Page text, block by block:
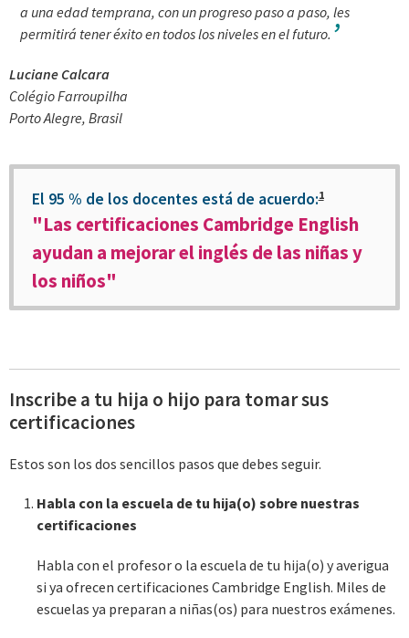
a una edad temprana, con un progreso paso a paso, les
permitirá tener éxito en todos los niveles en el futuro.
Luciane Calcara
Colégio Farroupilha
Porto Alegre, Brasil
El 95 % de los docentes está de acuerdo:1
"Las certificaciones Cambridge English
ayudan a mejorar el inglés de las niñas y
los niños"
Inscribe a tu hija o hijo para tomar sus
certificaciones
Estos son los dos sencillos pasos que debes seguir.
Habla con la escuela de tu hija(o) sobre nuestras
certificaciones
Habla con el profesor o la escuela de tu hija(o) y averigua
si ya ofrecen certificaciones Cambridge English. Miles de
escuelas ya preparan a niñas(os) para nuestros exámenes.